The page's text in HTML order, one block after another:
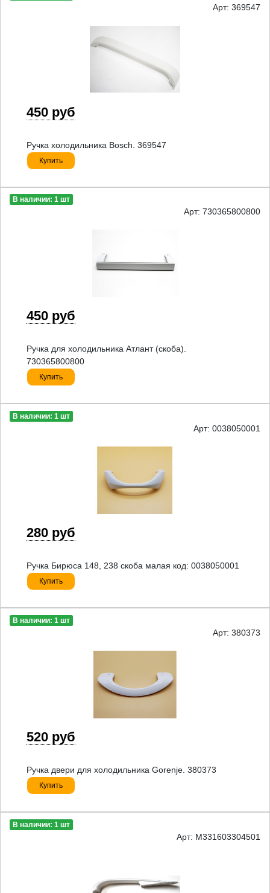
Арт: 369547
450 руб
Ручка холодильника Bosch. 369547
Купить
В наличии: 1 шт
Арт: 730365800800
450 руб
Ручка для холодильника Атлант (скоба).
730365800800
Купить
В наличии: 1 шт
Арт: 0038050001
280 руб
Ручка Бирюса 148, 238 скоба малая код: 0038050001
Купить
В наличии: 1 шт
Арт: 380373
520 руб
Ручка двери для холодильника Gorenje. 380373
Купить
В наличии: 1 шт
Арт: M331603304501